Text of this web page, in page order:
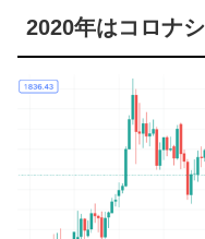
2020年はコロナ